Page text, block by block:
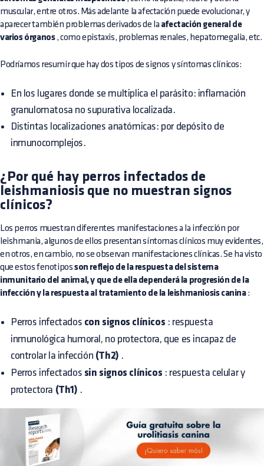
muscular, entre otros. Más adelante la afectación puede evolucionar, y
aparecer también problemas derivados de la afectación general de
varios órganos, como epistaxis, problemas renales, hepatomegalia, etc.
Podríamos resumir que hay dos tipos de signos y síntomas clínicos:
En los lugares donde se multiplica el parásito: inflamación
granulomatosa no supurativa localizada.
Distintas localizaciones anatómicas: por depósito de
inmunocomplejos.
¿Por qué hay perros infectados de
leishmaniosis que no muestran signos
clínicos?
Los perros muestran diferentes manifestaciones a la infección por
leishmania, algunos de ellos presentan síntomas clínicos muy evidentes,
en otros, en cambio, no se observan manifestaciones clínicas. Se ha visto
que estos fenotipos son reflejo de la respuesta del sistema
inmunitario del animal, y que de ella dependerá la progresión de la
infección y la respuesta al tratamiento de la leishmaniosis canina:
Perros infectados con signos clínicos : respuesta
inmunológica humoral, no protectora, que es incapaz de
controlar la infección (Th2) .
Perros infectados sin signos clínicos : respuesta celular y
protectora (Th1) .